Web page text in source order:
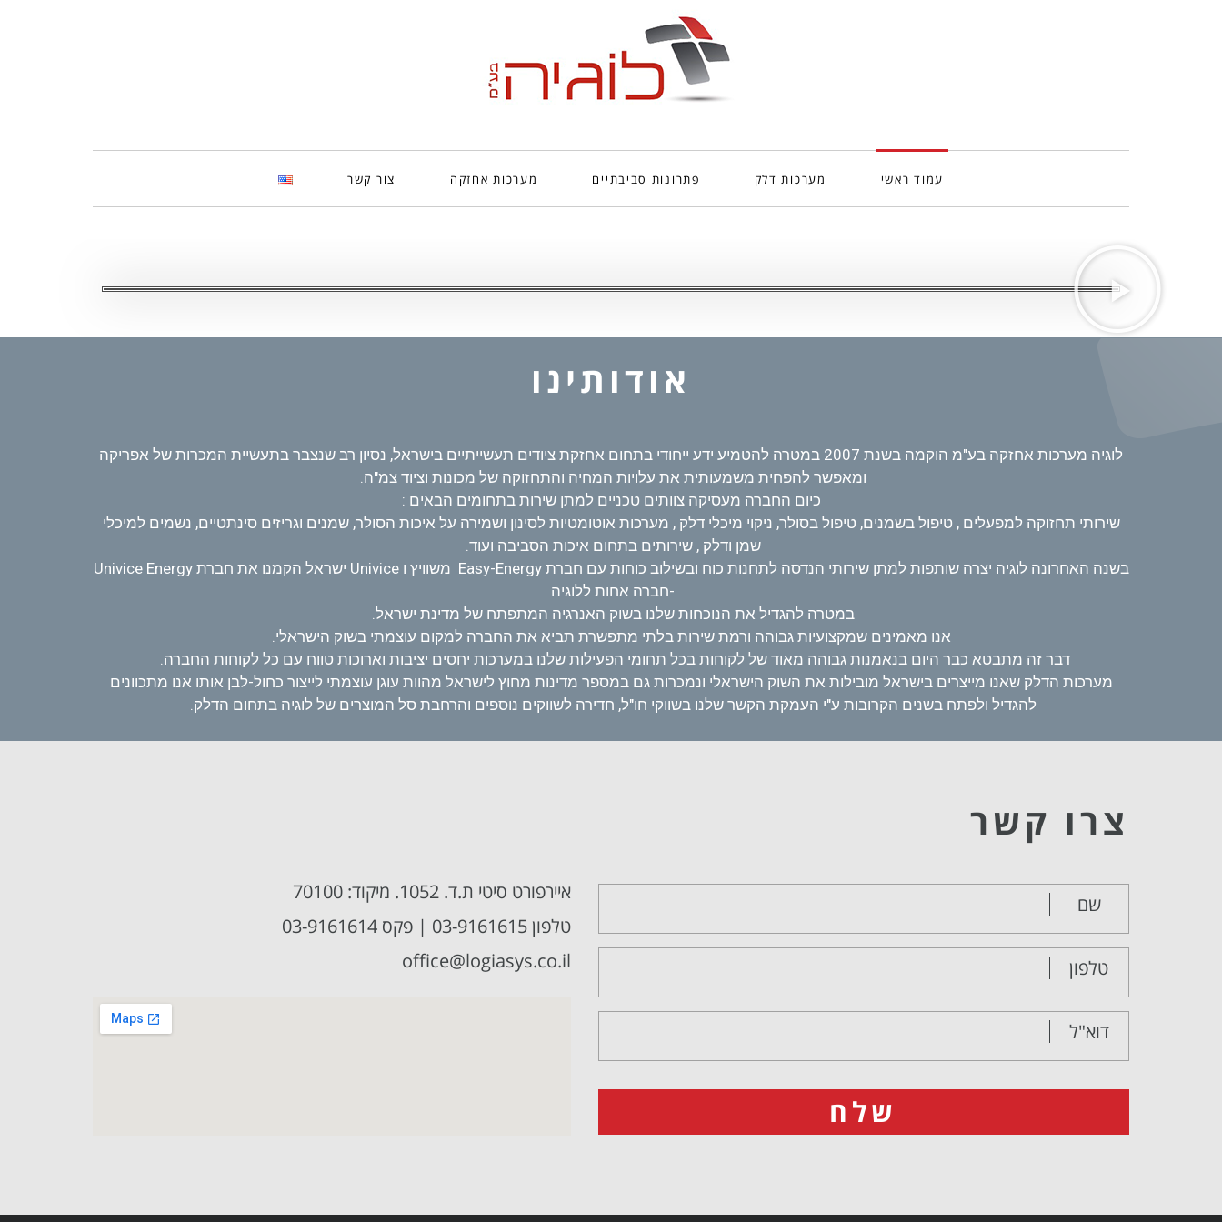
עמוד ראשי מערכות דלק פתרונות סביבתיים מערכות אחזקה צור קשר
אודותינו
לוגיה מערכות אחזקה בע"מ הוקמה בשנת 2007 במטרה להטמיע ידע ייחודי בתחום אחזקת ציודים תעשייתיים בישראל, נסיון רב שנצבר בתעשיית המכרות של אפריקה
ומאפשר להפחית משמעותית את עלויות המחיה והתחזוקה של מכונות וציוד צמ"ה.
כיום החברה מעסיקה צוותים טכניים למתן שירות בתחומים הבאים :
שירותי תחזוקה למפעלים , טיפול בשמנים, טיפול בסולר, ניקוי מיכלי דלק , מערכות אוטומטיות לסינון ושמירה על איכות הסולר, ​שמנים וגריזים סינתטיים, נשמים למיכלי
שמן ודלק , שירותים בתחום איכות הסביבה ועוד.
בשנה האחרונה לוגיה יצרה שותפות למתן שירותי הנדסה לתחנות כוח ובשילוב כוחות עם חברת Easy-Energy משוויץ ו Univice ישראל הקמנו את חברת Univice Energy
-חברה אחות ללוגיה
במטרה להגדיל את הנוכחות שלנו בשוק האנרגיה המתפתח של מדינת ישראל.
אנו מאמינים שמקצועיות גבוהה ורמת שירות בלתי מתפשרת תביא את החברה למקום עוצמתי בשוק הישראלי.
דבר זה מתבטא כבר היום בנאמנות גבוהה מאוד של לקוחות בכל תחומי הפעילות שלנו במערכות יחסים יציבות וארוכות טווח עם כל לקוחות החברה.
מערכות הדלק שאנו מייצרים בישראל מובילות את השוק הישראלי ונמכרות גם במספר מדינות מחוץ לישראל מהוות עוגן עוצמתי לייצור כחול-לבן אותו אנו מתכוונים
להגדיל ולפתח בשנים הקרובות ע"י העמקת הקשר שלנו בשווקי חו"ל, חדירה לשווקים נוספים והרחבת סל המוצרים של לוגיה בתחום הדלק.
צרו קשר
שם
טלפון
דוא"ל
איירפורט סיטי ת.ד. 1052. מיקוד: 70100
טלפון 03-9161615 | פקס 03-9161614
office@logiasys.co.il